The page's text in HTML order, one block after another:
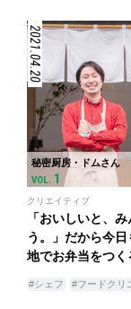
2021.04.20
秘密厨房・ドムさん
VOL. 1
クリエイティブ
「おいしいと、
う。」だから今
地でお弁当をつく
#シェフ #フードクリ